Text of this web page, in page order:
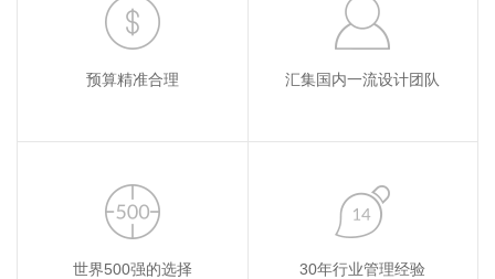
预算精准合理 汇集国内一流设计团队
世界500强的选择 30年行业管理经验